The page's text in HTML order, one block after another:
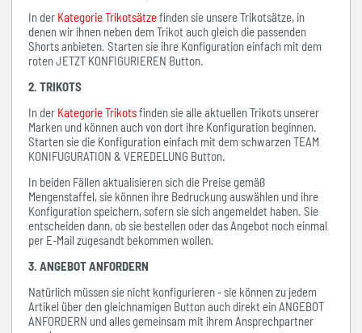
In der Kategorie Trikotsätzefinden sie unsere Trikotsätze, in
denen wir ihnen neben dem Trikot auch gleich die passenden
Shorts anbieten. Starten sie ihre Konfiguration einfach mit dem
roten JETZT KONFIGURIEREN Button.
2. TRIKOTS
In der Kategorie Trikotsfinden sie alle aktuellen Trikots unserer
Marken und können auch von dort ihre Konfiguration beginnen.
Starten sie die Konfiguration einfach mit dem schwarzen TEAM
KONIFUGURATION & VEREDELUNG Button.
In beiden Fällen aktualisieren sich die Preise gemäß
Mengenstaffel, sie können ihre Bedruckung auswählen und ihre
Konfiguration speichern, sofern sie sich angemeldet haben. Sie
entscheiden dann, ob sie bestellen oder das Angebot noch einmal
per E-Mail zugesandt bekommen wollen.
3. ANGEBOT ANFORDERN
Natürlich müssen sie nicht konfigurieren - sie können zu jedem
Artikel über den gleichnamigen Button auch direkt ein ANGEBOT
ANFORDERN und alles gemeinsam mit ihrem Ansprechpartner